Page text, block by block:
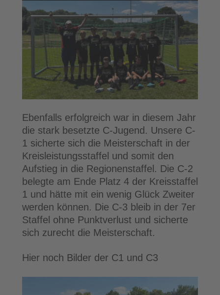
Ebenfalls erfolgreich war in diesem Jahr
die stark besetzte C-Jugend. Unsere C-
1 sicherte sich die Meisterschaft in der
Kreisleistungsstaffel und somit den
Aufstieg in die Regionenstaffel. Die C-2
belegte am Ende Platz 4 der Kreisstaffel
1 und hätte mit ein wenig Glück Zweiter
werden können. Die C-3 bleib in der 7er
Staffel ohne Punktverlust und sicherte
sich zurecht die Meisterschaft.
Hier noch Bilder der C1 und C3